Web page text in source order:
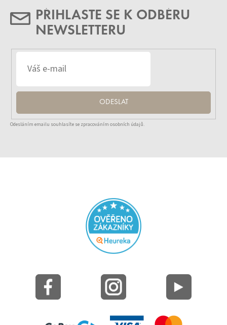
PŘIHLASTE SE K ODBĚRU
NEWSLETTERU
ODESLAT
Odesláním emailu souhlasíte se zpracováním osobních údajů.